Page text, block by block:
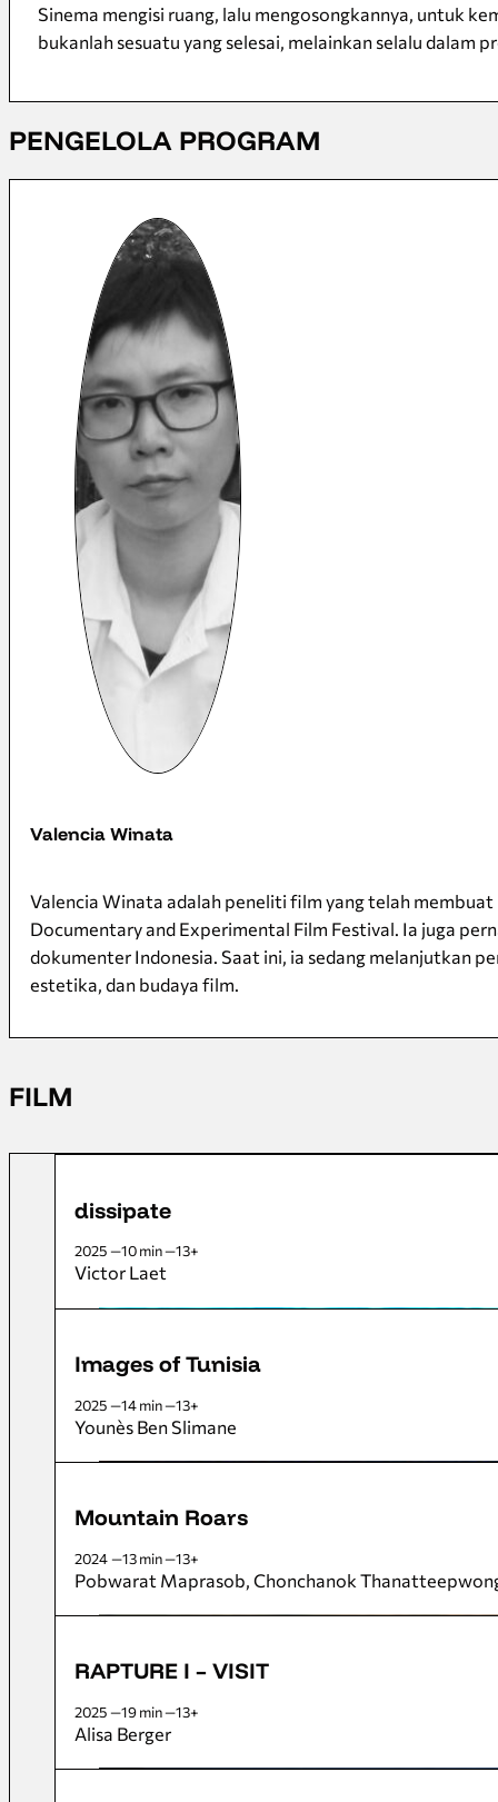
Sinema mengisi ruang, lalu mengosongkannya, untuk
bukanlah sesuatu yang selesai, melainkan selalu dalam
PENGELOLA PROGRAM
Valencia Winata
Valencia Winata adalah peneliti film yang telah
Documentary and Experimental Film Festival. Ia juga
dokumenter Indonesia. Saat ini, ia sedang melanjutkan
estetika, dan budaya film.
FILM
dissipate
2025 10 min 13+
Victor Laet
Images of Tunisia
2025 14 min 13+
Younès Ben Slimane
Mountain Roars
2024 13 min 13+
Pobwarat Maprasob Chonchanok
RAPTURE I – VISIT
2025 19 min 13+
Alisa Berger